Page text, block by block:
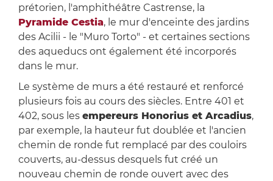
prétorien, l'amphithéâtre Castrense, la
Pyramide Cestia, le mur d'enceinte des jardins
des Acilii - le "Muro Torto" - et certaines sections
des aqueducs ont également été incorporés
dans le mur.
Le système de murs a été restauré et renforcé
plusieurs fois au cours des siècles. Entre 401 et
402, sous les empereurs Honorius et Arcadius,
par exemple, la hauteur fut doublée et l'ancien
chemin de ronde fut remplacé par des couloirs
couverts, au-dessus desquels fut créé un
nouveau chemin de ronde ouvert avec des